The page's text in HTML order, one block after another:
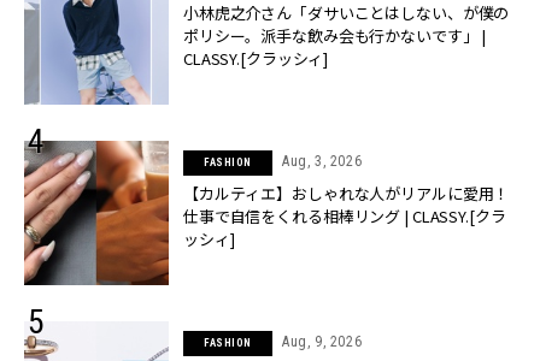
小林虎之介さん「ダサいことはしない、が僕の
ポリシー。派手な飲み会も行かないです」 |
CLASSY.[クラッシィ]
FASHION Aug, 3, 2026
【カルティエ】おしゃれな人がリアルに愛用！
仕事で自信をくれる相棒リング | CLASSY.[クラ
ッシィ]
FASHION Aug, 9, 2026